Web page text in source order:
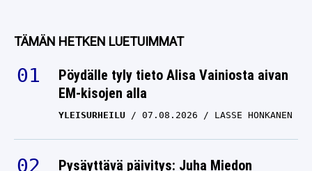
EM-kisojen alla
YLEISURHEILU 07.08.2026
Pysäyttävä päivitys: Juha Miedon
kohtalo surettaa